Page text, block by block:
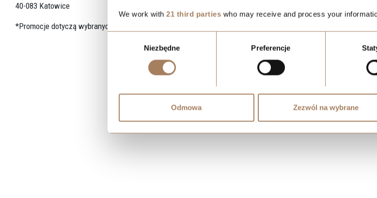
We work with 21 third parties who may receive and process your
Niezbędne Preferencje
Odmowa Zezwól na wybrane
40-083 Katowice
*Promocje dotyczą wybranych mieszkań i komórek lokatorskich. Promocje nie łączą się.